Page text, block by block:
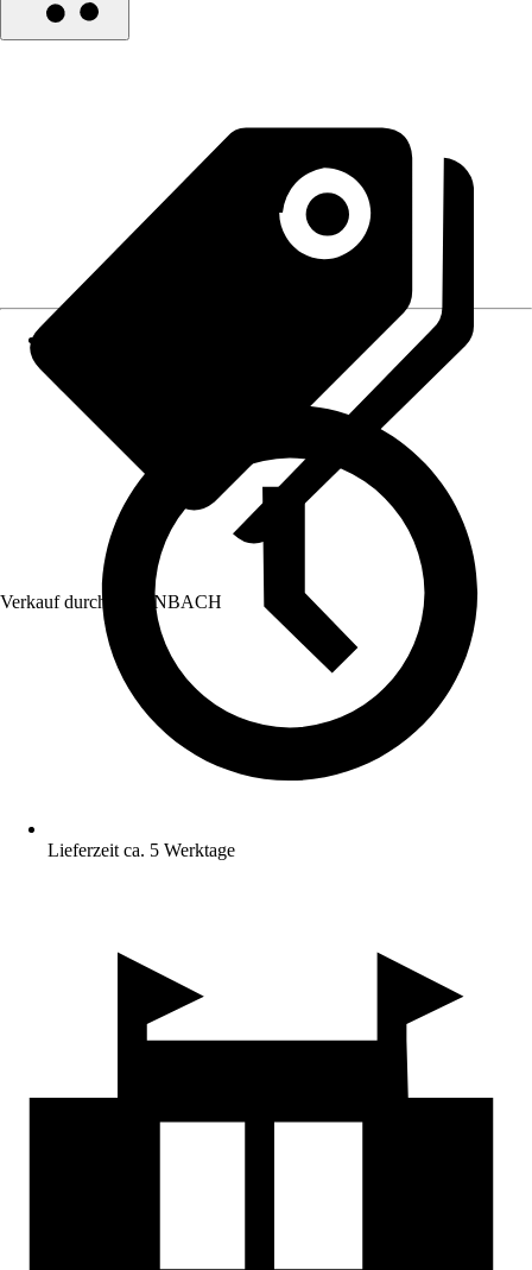
Verkauf durch: HORNBACH
Lieferzeit ca. 5 Werktage